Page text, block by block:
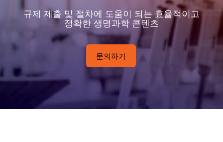
규제 제출 및 절차에 도움이 되는 효율적이고
정확한 생명과학 콘텐츠
문의하기